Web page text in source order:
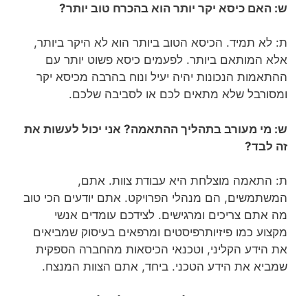
ש: האם כיסא יקר יותר הוא בהכרח טוב יותר?
ת: לא תמיד. הכיסא הטוב ביותר הוא לא היקר ביותר,
אלא המותאם ביותר. לפעמים כיסא פשוט יותר עם
ההתאמות הנכונות יהיה יעיל ונוח בהרבה מכיסא יקר
ומסורבל שלא מתאים לכם או לסביבה שלכם.
ש: מי מעורב בתהליך ההתאמה? אני יכול לעשות את
זה לבד?
ת: התאמה מוצלחת היא עבודת צוות. אתם,
המשתמשים, הם מנהלי הפרויקט. אתם יודעים הכי טוב
מה אתם צריכים ומרגישים. לצידכם עומדים אנשי
מקצוע כמו פיזיותרפיסטים ומרפאים בעיסוק שמביאים
את הידע הקליני, וטכנאי הכיסאות מהחברה הספקית
שמביא את הידע הטכני. ביחד, אתם הצוות המנצח.